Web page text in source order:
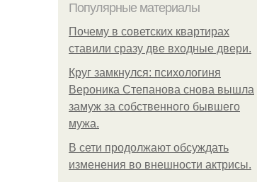
Популярные материалы
Почему в советских квартирах
ставили сразу две входные двери.
Круг замкнулся: психологиня
Вероника Степанова снова вышла
замуж за собственного бывшего
мужа.
В сети продолжают обсуждать
изменения во внешности актрисы.